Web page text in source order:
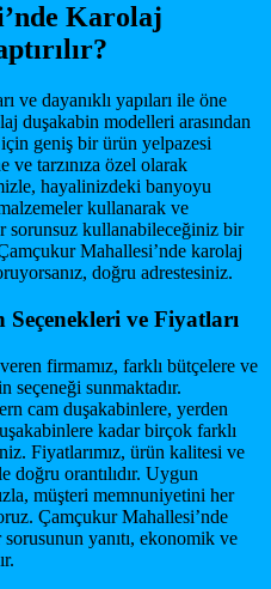
Karolaj
ve dayanıklı yapıları ile öne
duşakabin modelleri arasından
için geniş bir ürün yelpazesi
tarzınıza özel olarak
hayalinizdeki banyoyu
kullanarak ve
sorunsuz kullanabileceğiniz bir
Mahallesi’nde karolaj
doğru adrestesiniz.
ve Fiyatları
firmamız, farklı bütçelere ve
seçeneği sunmaktadır.
cam duşakabinlere, yerden
kadar birçok farklı
Fiyatlarımız, ürün kalitesi ve
doğru orantılıdır. Uygun
müşteri memnuniyetini her
Çamçukur Mahallesi’nde
yanıtı, ekonomik ve